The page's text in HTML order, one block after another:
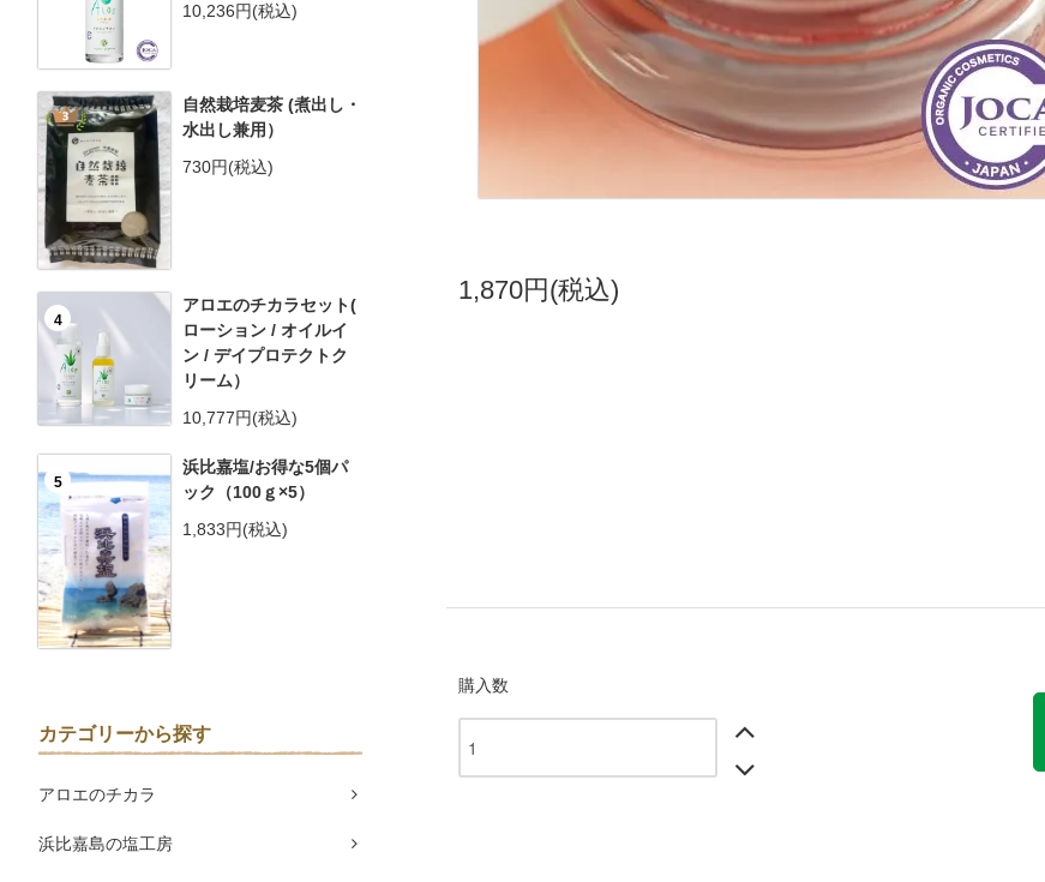
10,236円(税込)
3
自然栽培麦茶 (煮出し・
水出し兼用）
730円(税込)
4
アロエのチカラセット(
ローション / オイルイ
ン / デイプロテクトク
リーム）
10,777円(税込)
5
浜比嘉塩/お得な5個パ
ック（100ｇ×5）
1,833円(税込)
カテゴリーから探す
アロエのチカラ
浜比嘉島の塩工房
1,870円(税込)
購入数